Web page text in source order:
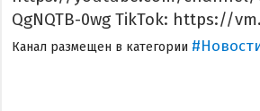
QgNQTB-0wg TikTok: https://
Канал размещен в категории